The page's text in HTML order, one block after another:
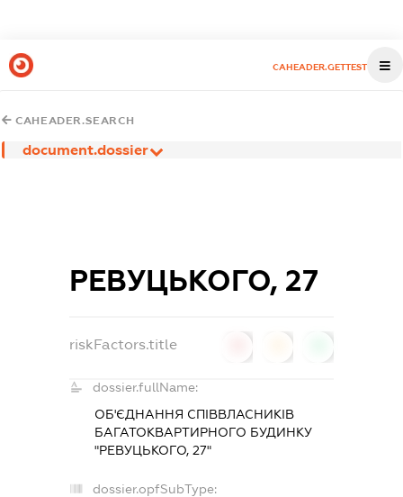
CAHEADER.GETTEST
CAHEADER.SEARCH
document.dossier
РЕВУЦЬКОГО, 27
riskFactors.title
dossier.fullName:
ОБ'ЄДНАННЯ СПІВВЛАСНИКІВ
БАГАТОКВАРТИРНОГО БУДИНКУ
"РЕВУЦЬКОГО, 27"
dossier.opfSubType: